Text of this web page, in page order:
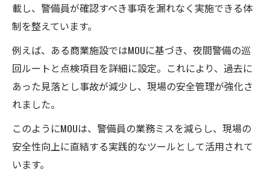
載し、警備員が確認すべき事項を漏れなく実施できる体
制を整えています。
例えば、ある商業施設ではMOUに基づき、夜間警備の巡
回ルートと点検項目を詳細に設定。これにより、過去に
あった見落とし事故が減少し、現場の安全管理が強化さ
れました。
このようにMOUは、警備員の業務ミスを減らし、現場の
安全性向上に直結する実践的なツールとして活用されて
います。